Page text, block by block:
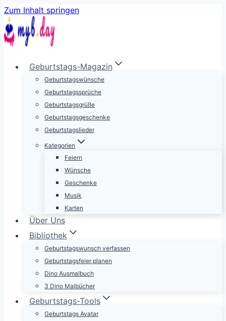
Zum Inhalt springen
Geburtstags-Magazin
Geburtstagswünsche
Geburtstagssprüche
Geburtstagsgrüße
Geburtstagsgeschenke
Geburtstagslieder
Kategorien
Feiern
Wünsche
Geschenke
Musik
Karten
Über Uns
Bibliothek
Geburtstagswunsch verfassen
Geburtstagsfeier planen
Dino Ausmalbuch
3 Dino Malbücher
Geburtstags-Tools
Geburtstags Avatar